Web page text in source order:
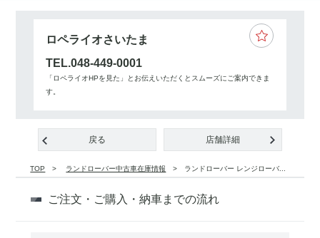
ロペライオさいたま
TEL.048-449-0001
「ロペライオHPを見た」とお伝えいただくとスムーズにご案内できま
す。
戻る 店舗詳細
TOP ランドローバー中古車在庫情報 ランドローバー レンジローバ...
ご注文・ご購入・納車までの流れ